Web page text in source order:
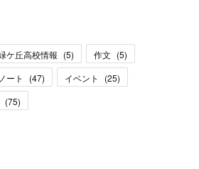
ケ丘高校情報 (5) 作文 (5)
ノート (47) イベント (25)
(75)